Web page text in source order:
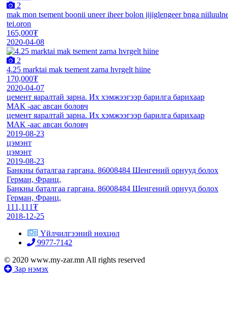
2
mak mon tsement boonii uneer iheer bolon jijiglengeer bnga
tei.oron
165,000₮
2020-04-08
2
4.25 marktai mak tsement zarna hvrgelt hiine
170,000₮
2020-04-07
цемент яаралтай зарна. Их хэмжээгээр барилга барихаар
МАК -аас авсан боловч
цемент яаралтай зарна. Их хэмжээгээр барилга барихаар
МАК -аас авсан боловч
2019-08-23
цэмэнт
цэмэнт
2019-08-23
Банкны баталгаа гаргана. 86008484 Шенгений орнууд болох
Герман, Франц,
Банкны баталгаа гаргана. 86008484 Шенгений орнууд болох
Герман, Франц,
111,111₮
2018-12-25
Үйлчилгээний нөхцөл
9977-7142
© 2020 www.my-zar.mn All rights reserved
Зар нэмэх